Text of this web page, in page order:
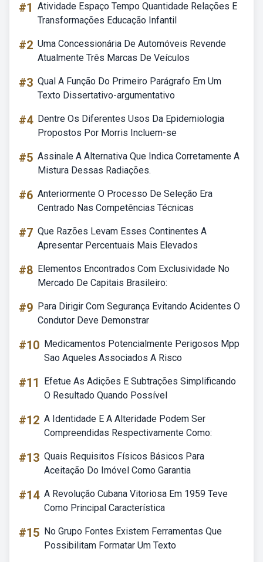
#1 Atividade Espaço Tempo Quantidade Relações E
Transformações Educação Infantil
#2 Uma Concessionária De Automóveis Revende
Atualmente Três Marcas De Veículos
#3 Qual A Função Do Primeiro Parágrafo Em Um
Texto Dissertativo-argumentativo
#4 Dentre Os Diferentes Usos Da Epidemiologia
Propostos Por Morris Incluem-se
#5 Assinale A Alternativa Que Indica Corretamente A
Mistura Dessas Radiações.
#6 Anteriormente O Processo De Seleção Era
Centrado Nas Competências Técnicas
#7 Que Razões Levam Esses Continentes A
Apresentar Percentuais Mais Elevados
#8 Elementos Encontrados Com Exclusividade No
Mercado De Capitais Brasileiro:
#9 Para Dirigir Com Segurança Evitando Acidentes O
Condutor Deve Demonstrar
#10 Medicamentos Potencialmente Perigosos Mpp
Sao Aqueles Associados A Risco
#11
Efetue As Adições E Subtrações Simplificando
O Resultado Quando Possível
#12 A Identidade E A Alteridade Podem Ser
Compreendidas Respectivamente Como:
#13 Quais Requisitos Físicos Básicos Para
Aceitação Do Imóvel Como Garantia
#14 A Revolução Cubana Vitoriosa Em 1959 Teve
Como Principal Característica
#15 No Grupo Fontes Existem Ferramentas Que
Possibilitam Formatar Um Texto